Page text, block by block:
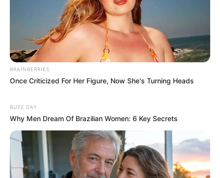
BRAINBERRIES
Once Criticized For Her Figure, Now She's Turning Heads
BUZZ DAY
Why Men Dream Of Brazilian Women: 6 Key Secrets